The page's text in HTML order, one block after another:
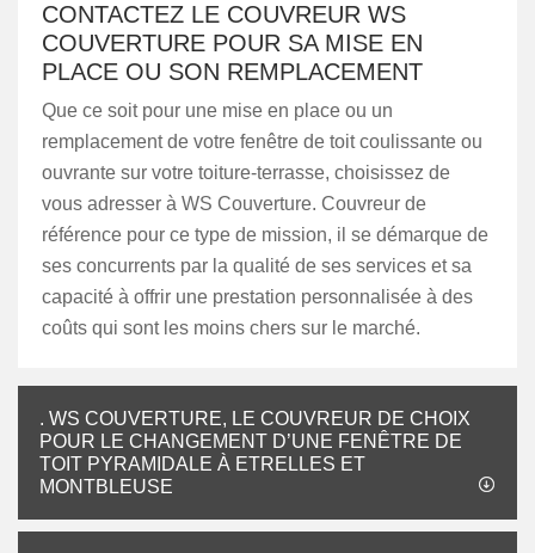
CONTACTEZ LE COUVREUR WS
COUVERTURE POUR SA MISE EN
PLACE OU SON REMPLACEMENT
Que ce soit pour une mise en place ou un
remplacement de votre fenêtre de toit coulissante ou
ouvrante sur votre toiture-terrasse, choisissez de
vous adresser à WS Couverture. Couvreur de
référence pour ce type de mission, il se démarque de
ses concurrents par la qualité de ses services et sa
capacité à offrir une prestation personnalisée à des
coûts qui sont les moins chers sur le marché.
. WS COUVERTURE, LE COUVREUR DE CHOIX
POUR LE CHANGEMENT D’UNE FENÊTRE DE
TOIT PYRAMIDALE À ETRELLES ET
MONTBLEUSE